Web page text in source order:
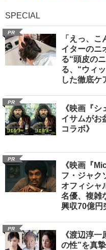
SPECIAL
PR
「えっ、
イターの
る“頭皮の
る、“ウィ
した徹底ケ
PR
《映画『
イサムがお
コラボ》
PR
《映画『
フ・ジャク
オフィシャ
名優、複雑
興収70億円
PR
《渡辺淳
の性”を真